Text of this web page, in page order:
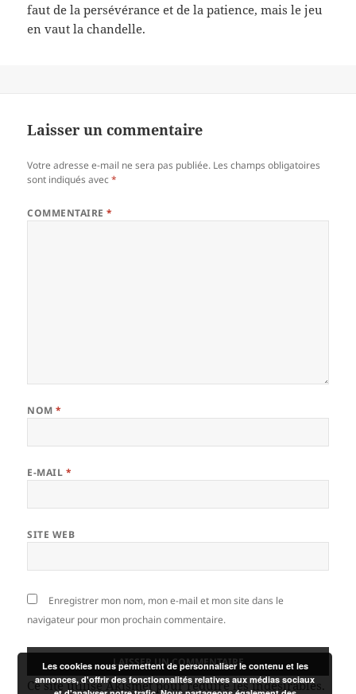
faut de la persévérance et de la patience, mais le jeu
en vaut la chandelle.
Laisser un commentaire
Votre adresse e-mail ne sera pas publiée. Les champs obligatoires
sont indiqués avec*
COMMENTAIRE*
NOM*
E-MAIL *
SITE WEB
Enregistrer mon nom, mon e-mail et mon site dans le
navigateur pour mon prochain commentaire.
Ce site utilise Akismet pour réduire les indésirables.
Les cookies nous permettent de personnaliser le contenu et les
annonces, d'offrir des fonctionnalités relatives aux médias sociaux